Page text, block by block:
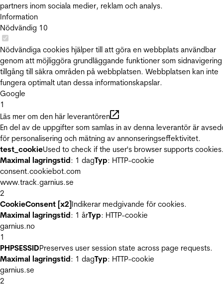
partners inom sociala medier, reklam och analys.
Information
Nödvändig 10
Nödvändiga cookies hjälper till att göra en webbplats användbar
genom att möjliggöra grundläggande funktioner som
tillgång till säkra områden på webbplatsen. Webbplatsen kan inte
fungera optimalt utan dessa informationskapslar.
Google
1
Läs mer om den här leverantören
En del av de uppgifter som samlas in av denna leverantör är
för personalisering och mätning av annonseringseffektivitet.
test_cookieUsed to check if the user's browser supports
Maximal lagringstid: 1 dagTyp: HTTP-cookie
consent.cookiebot.com
www.track.garnius.se
2
CookieConsent [x2]Indikerar medgivande för cookies.
Maximal lagringstid: 1 årTyp: HTTP-cookie
garnius.no
1
PHPSESSIDPreserves user session state across page requests.
Maximal lagringstid: 1 dagTyp: HTTP-cookie
garnius.se
2